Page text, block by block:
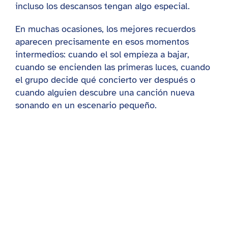
incluso los descansos tengan algo especial.
En muchas ocasiones, los mejores recuerdos
aparecen precisamente en esos momentos
intermedios: cuando el sol empieza a bajar,
cuando se encienden las primeras luces, cuando
el grupo decide qué concierto ver después o
cuando alguien descubre una canción nueva
sonando en un escenario pequeño.